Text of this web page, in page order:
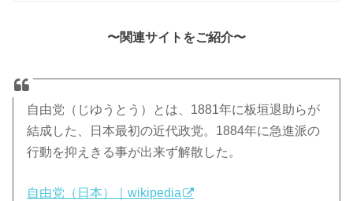
〜関連サイトをご紹介〜
自由党（じゆうとう）とは、1881年に板垣退助らが
結成した、日本最初の近代政党。1884年に急進派の
行動を抑えきる事が出来ず解散した。
自由党（日本）｜wikipedia